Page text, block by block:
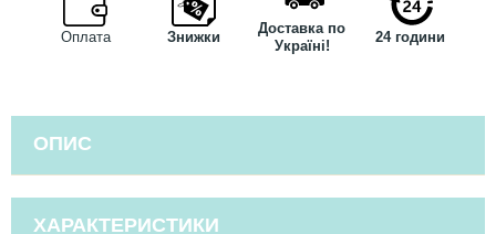
Оплата Знижки
Доставка по
Україні!
24 години
ОПИС
ХАРАКТЕРИСТИКИ